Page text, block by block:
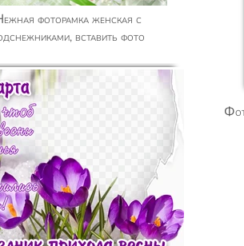
с
вставить фото
Фоторамка онлайн тюльпаны в Нидерландах